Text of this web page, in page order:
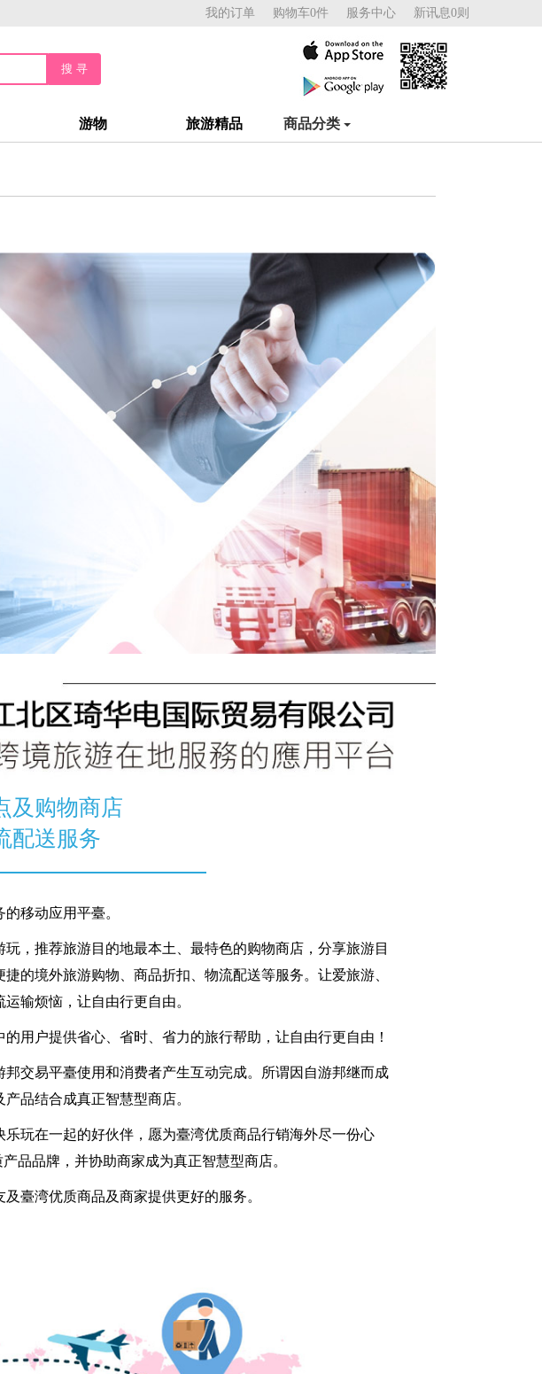
我的订单 购物车0件 服务中心 新讯息0则
搜 寻
游物 旅游精品 商品分类
及购物商店
配送服务
移动应用平臺。
，推荐旅游目的地最本土、最特色的购物商店，分享旅游目
的境外旅游购物、商品折扣、物流配送等服务。让爱旅游、
输烦恼，让自由行更自由。
用户提供省心、省时、省力的旅行帮助，让自由行更自由！
交易平臺使用和消费者产生互动完成。所谓因自游邦继而成
品结合成真正智慧型商店。
玩在一起的好伙伴，愿为臺湾优质商品行销海外尽一份心
品品牌，并协助商家成为真正智慧型商店。
臺湾优质商品及商家提供更好的服务。